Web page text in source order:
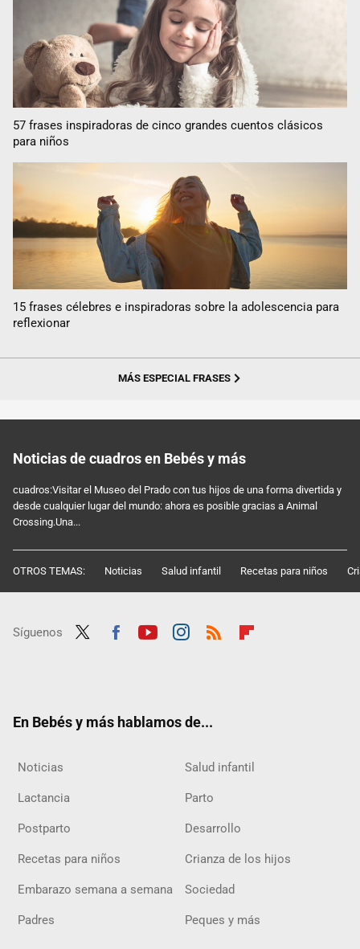
57 frases inspiradoras de cinco grandes cuentos clásicos
para niños
15 frases célebres e inspiradoras sobre la adolescencia para
reflexionar
MÁS ESPECIAL FRASES
Noticias de cuadros en Bebés y más
cuadros:Visitar el Museo del Prado con tus hijos de una forma divertida y
desde cualquier lugar del mundo: ahora es posible gracias a Animal
Crossing.Una...
OTROS TEMAS: Noticias Salud infantil Recetas para niños
Síguenos
En Bebés y más hablamos de...
Noticias Salud infantil
Lactancia Parto
Postparto Desarrollo
Recetas para niños Crianza de los hijos
Embarazo semana a semana Sociedad
Padres Peques y más